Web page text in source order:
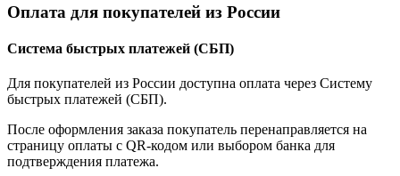
Оплата для покупателей из России
Система быстрых платежей (СБП)
Для покупателей из России доступна оплата через Систему
быстрых платежей (СБП).
После оформления заказа покупатель перенаправляется на
страницу оплаты с QR-кодом или выбором банка для
подтверждения платежа.